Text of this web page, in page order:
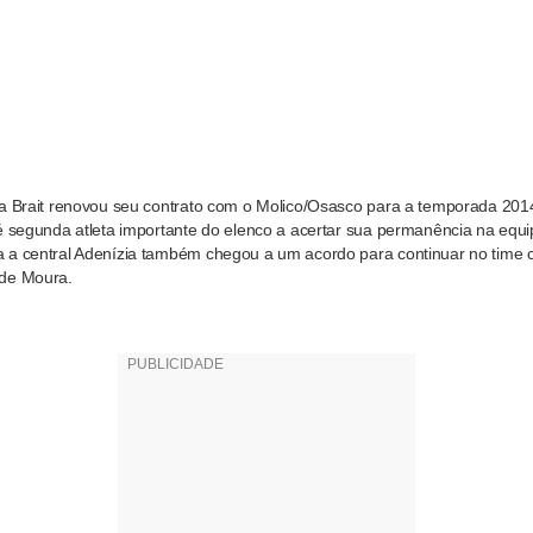
Brait renovou seu contrato com o Molico/Osasco para a temporada
segunda atleta importante do elenco a acertar sua permanência na
a central Adenízia também chegou a um acordo para continuar no time
Moura.